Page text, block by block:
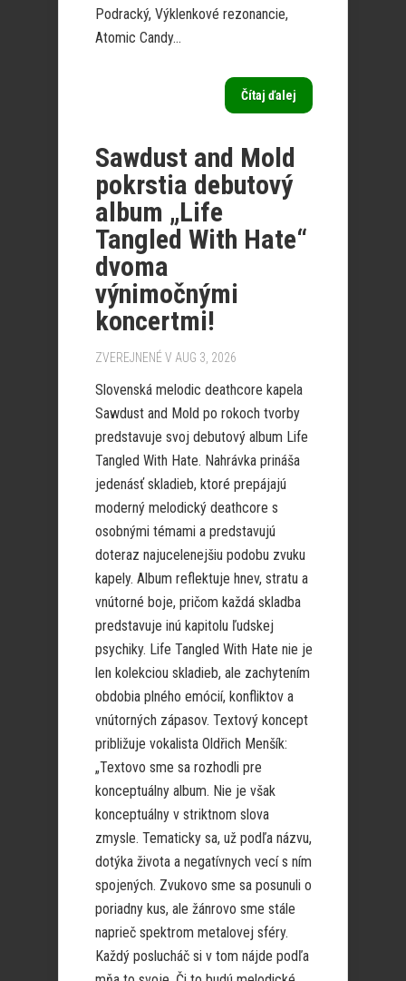
Podracký, Výklenkové rezonancie,
Atomic Candy...
Čítaj ďalej
Sawdust and Mold
pokrstia debutový
album „Life
Tangled With Hate“
dvoma
výnimočnými
koncertmi!
ZVEREJNENÉ V AUG 3, 2026
Slovenská melodic deathcore kapela
Sawdust and Mold po rokoch tvorby
predstavuje svoj debutový album Life
Tangled With Hate. Nahrávka prináša
jedenásť skladieb, ktoré prepájajú
moderný melodický deathcore s
osobnými témami a predstavujú
doteraz najucelenejšiu podobu zvuku
kapely. Album reflektuje hnev, stratu a
vnútorné boje, pričom každá skladba
predstavuje inú kapitolu ľudskej
psychiky. Life Tangled With Hate nie je
len kolekciou skladieb, ale zachytením
obdobia plného emócií, konfliktov a
vnútorných zápasov. Textový koncept
približuje vokalista Oldřich Menšík:
„Textovo sme sa rozhodli pre
konceptuálny album. Nie je však
konceptuálny v striktnom slova
zmysle. Tematicky sa, už podľa názvu,
dotýka života a negatívnych vecí s ním
spojených. Zvukovo sme sa posunuli o
poriadny kus, ale žánrovo sme stále
naprieč spektrom metalovej sféry.
Každý poslucháč si v tom nájde podľa